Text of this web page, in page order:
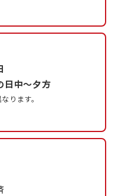
日中〜夕方
ります。